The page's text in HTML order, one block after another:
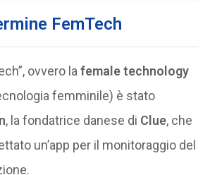
FemTech
ovvero la female technology
femminile) è stato
, la fondatrice danese di Clue, che
un’app per il monitoraggio del